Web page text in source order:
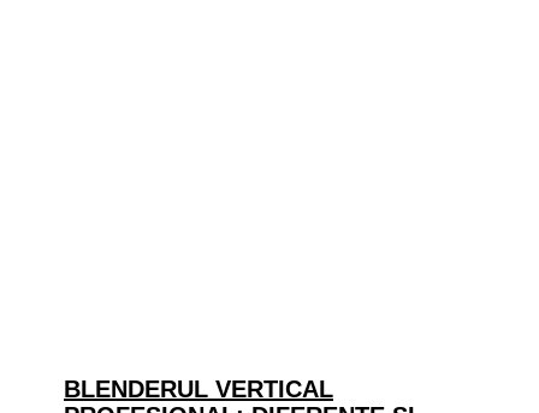
BLENDERUL VERTICAL